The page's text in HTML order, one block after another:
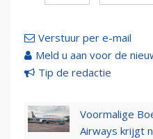
Verstuur per e-mail
Meld u aan voor de
Tip de redactie
Voormalige
Airways krijgt